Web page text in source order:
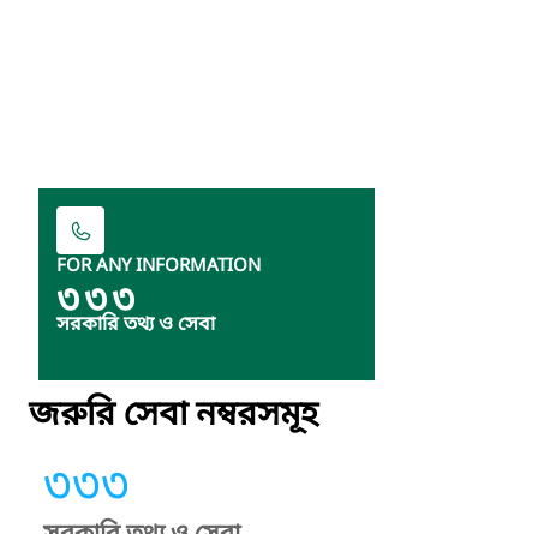
FOR ANY INFORMATION
৩৩৩
সরকারি তথ্য ও সেবা
জরুরি সেবা নম্বরসমূহ
৩৩৩